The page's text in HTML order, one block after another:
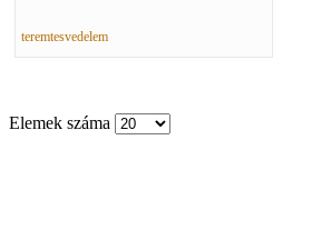
teremtesvedelem
Elemek száma